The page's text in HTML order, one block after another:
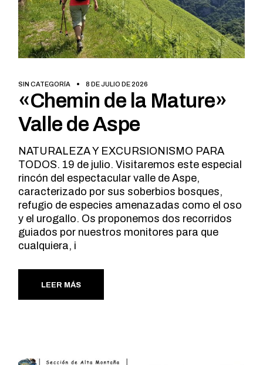
SIN CATEGORÍA 8 DE JULIO DE 2026
«Chemin de la Mature»
Valle de Aspe
NATURALEZA Y EXCURSIONISMO PARA
TODOS. 19 de julio. Visitaremos este especial
rincón del espectacular valle de Aspe,
caracterizado por sus soberbios bosques,
refugio de especies amenazadas como el oso
y el urogallo. Os proponemos dos recorridos
guiados por nuestros monitores para que
cualquiera, i
LEER MÁS